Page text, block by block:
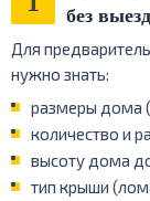
без
Для
нужно знать:
размеры дома
количество и
высоту дома
тип крыши